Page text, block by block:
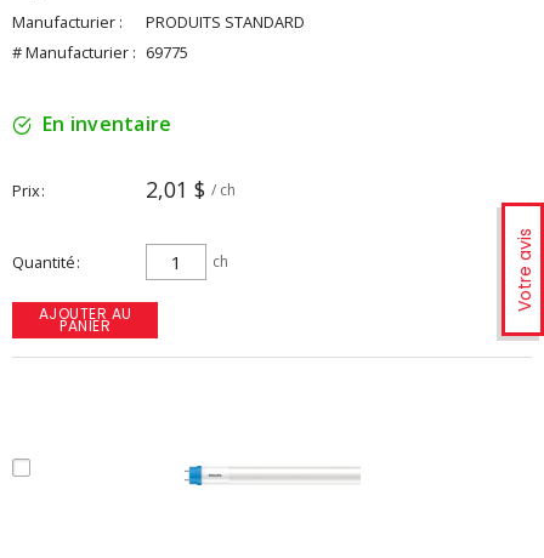
Votre avis
Manufacturier :
PRODUITS STANDARD
# Manufacturier : 69775
En inventaire
Prix 2,01 $ / ch
Quantité ch
AJOUTER AU
PANIER